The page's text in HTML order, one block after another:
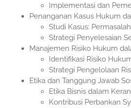
Implementasi dan
Penanganan Kasus Hukum
Studi Kasus:
Strategi Penyelesaian
Manajemen Risiko Hukum
Identifikasi Risiko
Strategi Pengelolaan
Etika dan Tanggung Jawab
Etika Bisnis dalam
Kontribusi Perbankan